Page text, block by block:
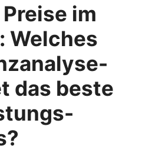
im
Welches
das beste